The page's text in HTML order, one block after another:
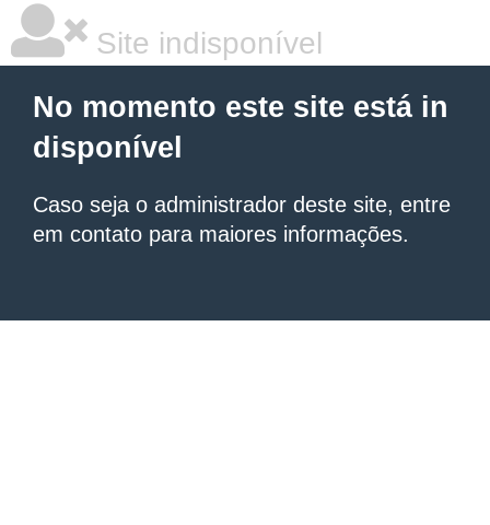
Site indisponível
No momento este site está in
disponível
Caso seja o administrador deste site, entre
em contato para maiores informações.